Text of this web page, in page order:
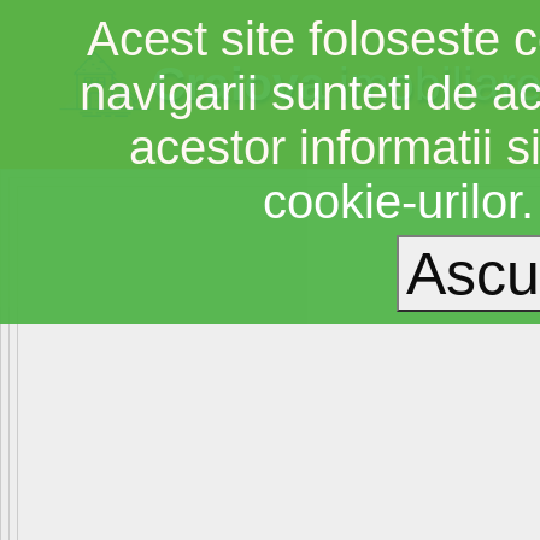
Craiova
Acest site foloseste
navigarii sunteti de
acestor informatii
cookie-